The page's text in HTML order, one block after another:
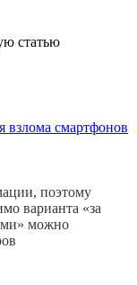
статью
взлома смартфонов
поэтому
варианта «за
можно